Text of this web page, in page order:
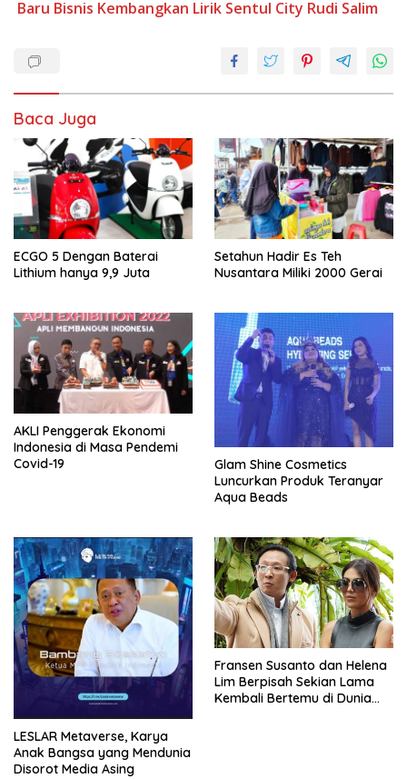
Baru Bisnis Kembangkan Lirik Sentul City Rudi Salim
Baca Juga
ECGO 5 Dengan Baterai
Lithium hanya 9,9 Juta
Setahun Hadir Es Teh
Nusantara Miliki 2000 Gerai
AKLI Penggerak Ekonomi
Indonesia di Masa Pendemi
Covid-19
Glam Shine Cosmetics
Luncurkan Produk Teranyar
Aqua Beads
LESLAR Metaverse, Karya
Anak Bangsa yang Mendunia
Disorot Media Asing
Fransen Susanto dan Helena
Lim Berpisah Sekian Lama
Kembali Bertemu di Dunia